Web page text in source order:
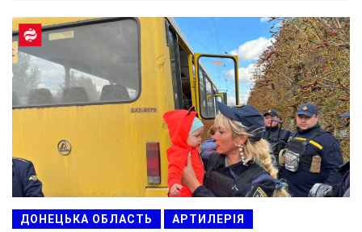
ДОНЕЦЬКА ОБЛАСТЬ АРТИЛЕРІЯ